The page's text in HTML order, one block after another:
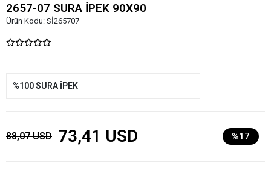
2657-07 SURA İPEK 90X90
Ürün Kodu: Sİ265707
%100 SURA İPEK
88,07 USD 73,41 USD %17